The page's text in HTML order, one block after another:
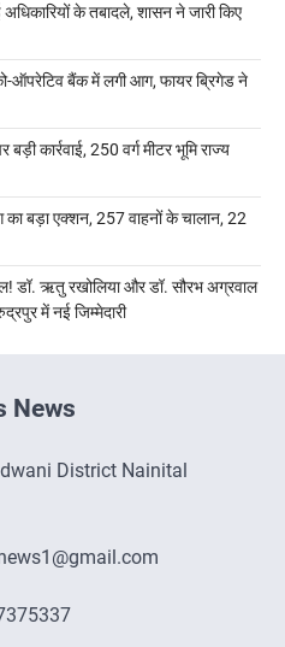
के तबादले, शासन ने जारी किए
को-ऑपरेटिव बैंक में लगी आग, फायर ब्रिगेड ने
कार्रवाई, 250 वर्ग मीटर भूमि राज्य
का बड़ा एक्शन, 257 वाहनों के चालान, 22
डॉ. ऋतु रखोलिया और डॉ. सौरभ अग्रवाल
में नई जिम्मेदारी
News
District Nainital